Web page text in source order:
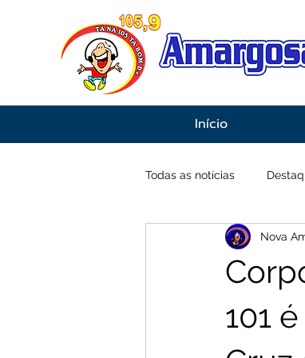
Início
Todas as notícias
Economia
101
Nova